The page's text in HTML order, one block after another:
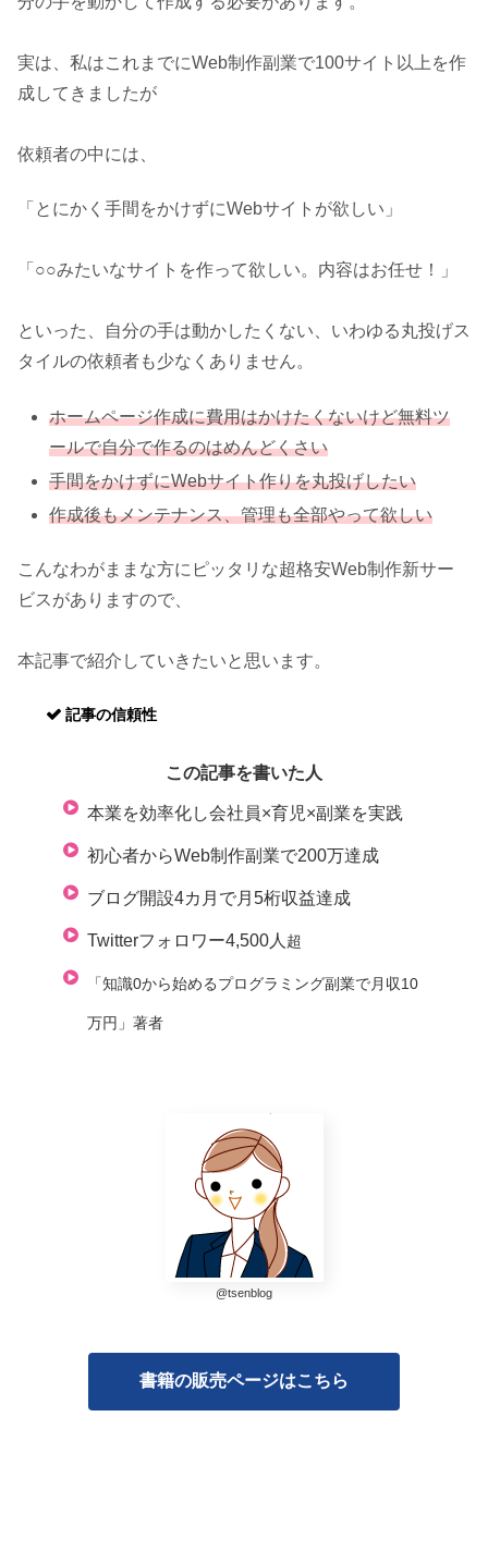
実は、私はこれまでにWeb制作副業で100サイト以上を作
成してきましたが
依頼者の中には、
「とにかく手間をかけずにWebサイトが欲しい」
「○○みたいなサイトを作って欲しい。内容はお任せ！」
といった、自分の手は動かしたくない、いわゆる丸投げス
タイルの依頼者も少なくありません。
ホームページ作成に費用はかけたくないけど無料ツ
ールで自分で作るのはめんどくさい
手間をかけずにWebサイト作りを丸投げしたい
作成後もメンテナンス、管理も全部やって欲しい
こんなわがままな方にピッタリな超格安Web制作新サー
ビスがありますので、
本記事で紹介していきたいと思います。
記事の信頼性
この記事を書いた人
本業を効率化し会社員×育児×副業を実践
初心者からWeb制作副業で200万達成
ブログ開設4カ月で月5桁収益達成
Twitterフォロワー4,500人 超
「知識0から始めるプログラミング副業で月収10
万円」著者
@tsenblog
書籍の販売ページはこちら